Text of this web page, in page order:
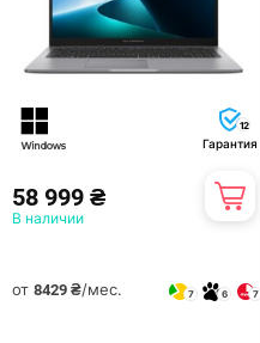
12
Гарантия
58 999 ₴
В наличии
от 8429 ₴/мес. 7 6 7